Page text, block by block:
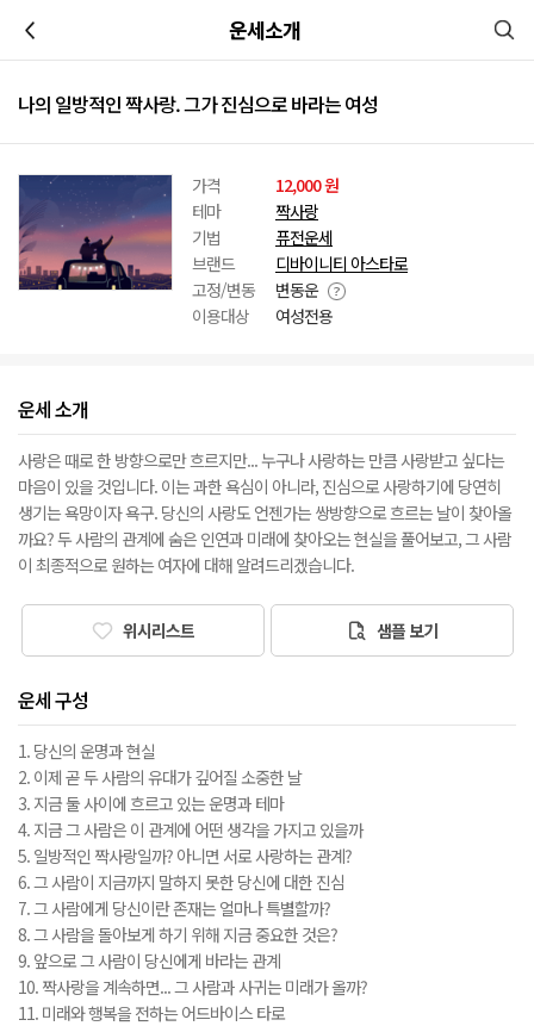
운세소개
나의 일방적인 짝사랑. 그가 진심으로 바라는 여성
가격
12,000 원
테마
짝사랑
기법
퓨전운세
브랜드
디바이니티 아스타로
고정/변동
변동운
이용대상
여성전용
운세 소개
사랑은 때로 한 방향으로만 흐르지만... 누구나 사랑하는 만큼 사랑받고 싶다는
마음이 있을 것입니다. 이는 과한 욕심이 아니라, 진심으로 사랑하기에 당연히
생기는 욕망이자 욕구. 당신의 사랑도 언젠가는 쌍방향으로 흐르는 날이 찾아올
까요? 두 사람의 관계에 숨은 인연과 미래에 찾아오는 현실을 풀어보고, 그 사람
이 최종적으로 원하는 여자에 대해 알려드리겠습니다.
위시리스트 샘플 보기
운세 구성
1. 당신의 운명과 현실
2. 이제 곧 두 사람의 유대가 깊어질 소중한 날
3. 지금 둘 사이에 흐르고 있는 운명과 테마
4. 지금 그 사람은 이 관계에 어떤 생각을 가지고 있을까
5. 일방적인 짝사랑일까? 아니면 서로 사랑하는 관계?
6. 그 사람이 지금까지 말하지 못한 당신에 대한 진심
7. 그 사람에게 당신이란 존재는 얼마나 특별할까?
8. 그 사람을 돌아보게 하기 위해 지금 중요한 것은?
9. 앞으로 그 사람이 당신에게 바라는 관계
10. 짝사랑을 계속하면... 그 사람과 사귀는 미래가 올까?
11. 미래와 행복을 전하는 어드바이스 타로